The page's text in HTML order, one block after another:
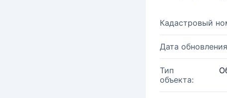
Кадастровый
Дата
Тип
объекта: